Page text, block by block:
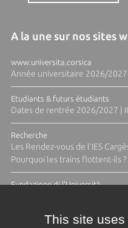
A la une sur nos sites
www.universita.corsica
Année universitaire 2026/
Etudiants & futurs étudiants
Dates de rentrée 2026/2027 |
Recherche
Les Rendez-vous de l'IES
Pourquoi les trains flottent-ils ?
Fundazione di l'Università
This site